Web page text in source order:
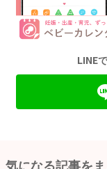
LINE
気になる記事を